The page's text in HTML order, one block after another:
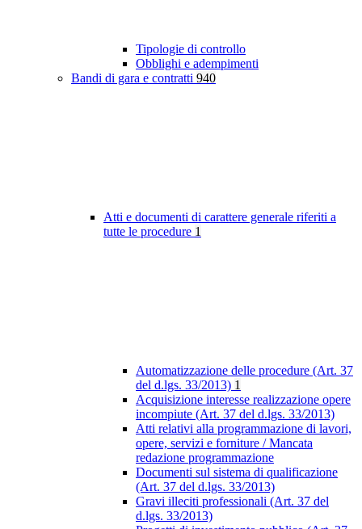
Tipologie di controllo
Obblighi e adempimenti
Bandi di gara e contratti 940
Atti e documenti di carattere generale riferiti a
tutte le procedure 1
Automatizzazione delle procedure (Art. 37
del d.lgs. 33/2013) 1
Acquisizione interesse realizzazione opere
incompiute (Art. 37 del d.lgs. 33/2013)
Atti relativi alla programmazione di lavori,
opere, servizi e forniture / Mancata
redazione programmazione
Documenti sul sistema di qualificazione
(Art. 37 del d.lgs. 33/2013)
Gravi illeciti professionali (Art. 37 del
d.lgs. 33/2013)